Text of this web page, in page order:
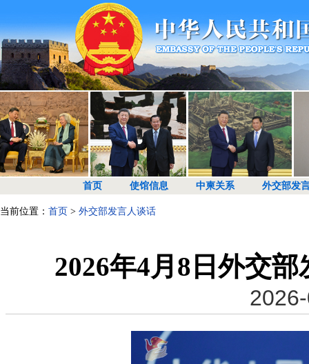
首页 使馆信息 中柬关系 外交部发
当前位置： 首页 > 外交部发言人谈话
2026年4月8日外交